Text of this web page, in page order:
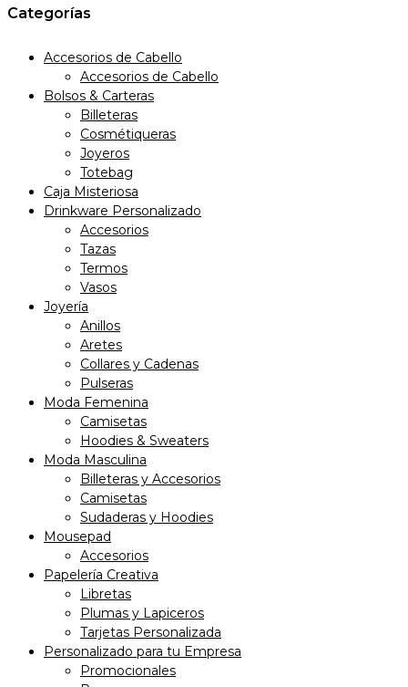
Categorías
Accesorios de Cabello
Accesorios de Cabello
Bolsos & Carteras
Billeteras
Cosmétiqueras
Joyeros
Totebag
Caja Misteriosa
Drinkware Personalizado
Accesorios
Tazas
Termos
Vasos
Joyería
Anillos
Aretes
Collares y Cadenas
Pulseras
Moda Femenina
Camisetas
Hoodies & Sweaters
Moda Masculina
Billeteras y Accesorios
Camisetas
Sudaderas y Hoodies
Mousepad
Accesorios
Papelería Creativa
Libretas
Plumas y Lapiceros
Tarjetas Personalizada
Personalizado para tu Empresa
Promocionales